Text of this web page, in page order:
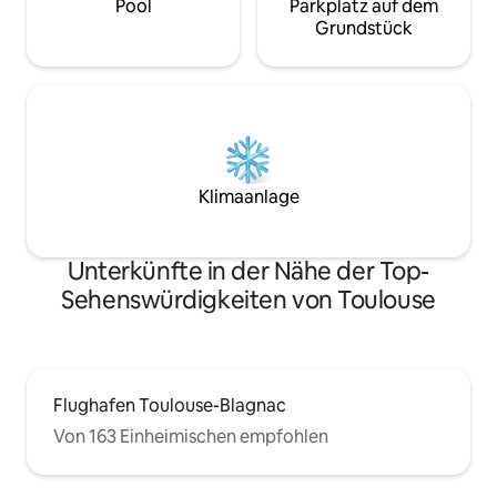
Pool
Parkplatz auf dem
Grundstück
Klimaanlage
Unterkünfte in der Nähe der Top-
Sehenswürdigkeiten von Toulouse
Flughafen Toulouse-Blagnac
Von 163 Einheimischen empfohlen